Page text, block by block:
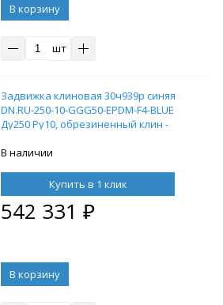
В корзину
шт
Задвижка клиновая 30ч939р синяя
DN.RU-250-10-GGG50-EPDM-F4-BLUE
Ду250 Ру10, обрезиненный клин -
(ОСТ тип В) L=1500 и
В наличии
Купить в 1 клик
542 331 ₽
В корзину